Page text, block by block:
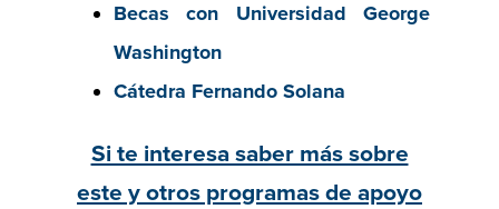
Becas con Universidad George
Washington
Cátedra Fernando Solana
Si te interesa saber más sobre
este y otros programas de apoyo